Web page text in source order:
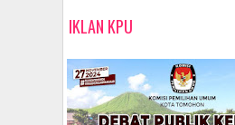
IKLAN KPU